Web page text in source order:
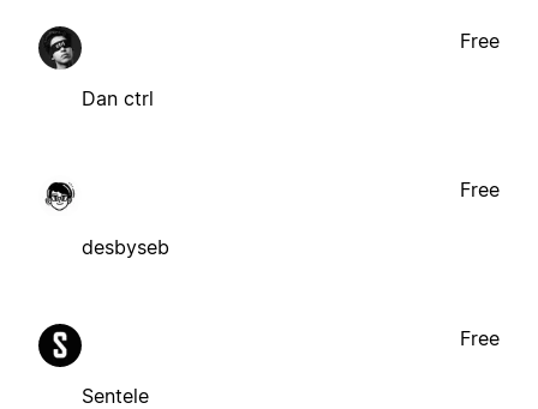
Dan ctrl
Free
desbyseb
Free
Sentele
Free